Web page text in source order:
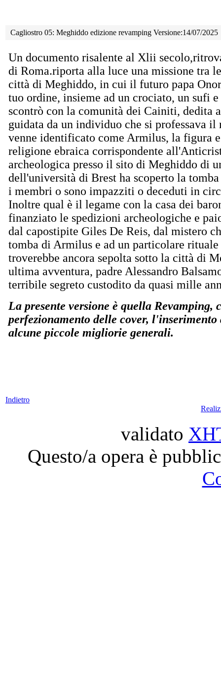
Cagliostro 05: Meghiddo edizione revamping Versione:14/07/2025
Un documento risalente al Xlii
di Roma.riporta alla luce una missione tra
città di Meghiddo, in cui il futuro papa
tuo ordine, insieme ad un crociato, un sufi
scontrò con la comunità dei Cainiti, dedita
guidata da un individuo che si professava il
venne identificato come Armilus, la figura
religione ebraica corrispondente
archeologica presso il sito di Meghiddo di
dell'università di Brest ha scoperto la
i membri o sono impazziti o deceduti in
Inoltre qual è il legame con la casa dei
finanziato le spedizioni archeologiche e
dal capostipite Giles De Reis, dal mistero
tomba di Armilus e ad un particolare
troverebbe ancora sepolta sotto la città di
ultima avventura, padre Alessandro
terribile segreto custodito da quasi mille
La presente versione è quella Revamping,
perfezionamento delle cover,
alcune piccole migliorie generali.
Indietro
validato
Questo/a opera è